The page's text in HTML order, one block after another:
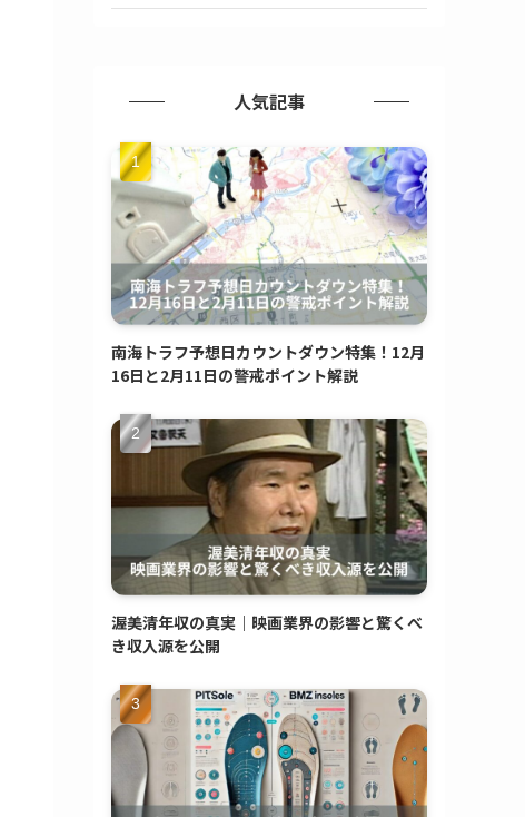
人気記事
南海トラフ予想日カウントダウン特集！12月
16日と2月11日の警戒ポイント解説
渥美清年収の真実｜映画業界の影響と驚くべ
き収入源を公開